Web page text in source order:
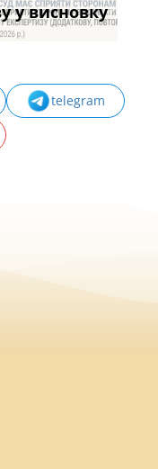
у висновку
telegram